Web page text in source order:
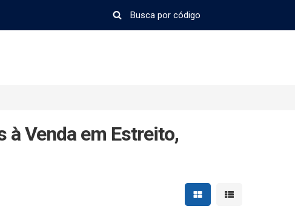
à Venda em Estreito,
Mostrar resultados em
Mostrar